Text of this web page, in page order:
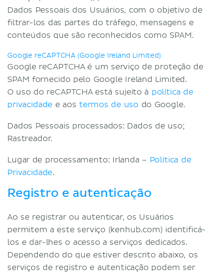
Dados Pessoais dos Usuários, com o objetivo de
filtrar-los das partes do tráfego, mensagens e
conteúdos que são reconhecidos como SPAM.
Google reCAPTCHA (Google Ireland Limited)
Google reCAPTCHA é um serviço de proteção de
SPAM fornecido pelo Google Ireland Limited.
O uso do reCAPTCHA está sujeito à política de
privacidade e aos termos de uso do Google.
Dados Pessoais processados: Dados de uso;
Rastreador.
Lugar de processamento: Irlanda – Política de
Privacidade.
Registro e autenticação
Ao se registrar ou autenticar, os Usuários
permitem a este serviço (kenhub.com) identificá-
los e dar-lhes o acesso a serviços dedicados.
Dependendo do que estiver descrito abaixo, os
serviços de registro e autenticação podem ser